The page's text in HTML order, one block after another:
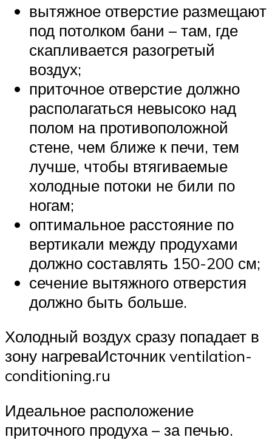
вытяжное отверстие размещают
под потолком бани – там, где
скапливается разогретый
воздух;
приточное отверстие должно
располагаться невысоко над
полом на противоположной
стене, чем ближе к печи, тем
лучше, чтобы втягиваемые
холодные потоки не били по
ногам;
оптимальное расстояние по
вертикали между продухами
должно составлять 150-200 см;
сечение вытяжного отверстия
должно быть больше.
Холодный воздух сразу попадает в
зону нагреваИсточник ventilation-
conditioning.ru
Идеальное расположение
приточного продуха – за печью.